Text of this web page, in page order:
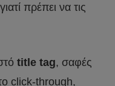
πρέπει να τις
title tag, σαφές
click-through,